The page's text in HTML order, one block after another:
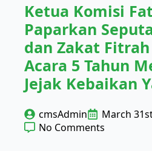
Ketua Komisi
Paparkan
dan Zakat
Acara 5 Tahun
Jejak Kebaikan
cmsAdmin
March
No Comments